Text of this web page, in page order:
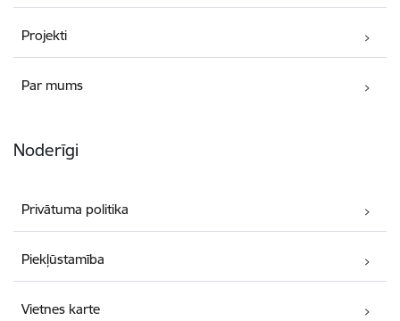
Projekti
Par mums
Noderīgi
Privātuma politika
Piekļūstamība
Vietnes karte